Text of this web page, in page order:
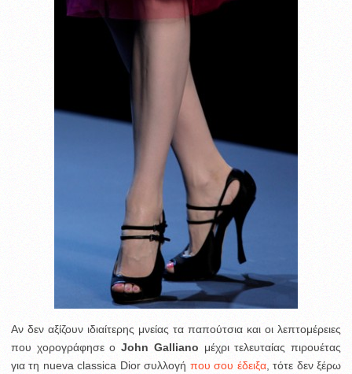
Αν δεν αξίζουν ιδιαίτερης μνείας τα παπούτσια και οι λεπτομέρειες
που χορογράφησε οJohn Galliano μέχρι τελευταίας πιρουέτας
για τη nueva classica Dior συλλογή που σου έδειξα, τότε δεν ξέρω